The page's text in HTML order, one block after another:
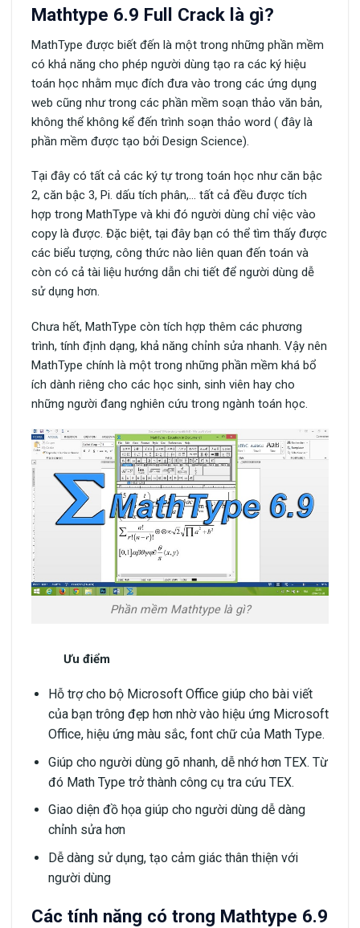
Mathtype 6.9 Full Crack là gì?
MathType được biết đến là một trong những phần mềm
có khả năng cho phép người dùng tạo ra các ký hiệu
toán học nhằm mục đích đưa vào trong các ứng dụng
web cũng như trong các phần mềm soạn thảo văn bản,
không thể không kể đến trình soạn thảo word ( đây là
phần mềm được tạo bởi Design Science).
Tại đây có tất cả các ký tự trong toán học như căn bậc
2, căn bậc 3, Pi. dấu tích phân,… tất cả đều được tích
hợp trong MathType và khi đó người dùng chỉ việc vào
copy là được. Đặc biệt, tại đây bạn có thể tìm thấy được
các biểu tượng, công thức nào liên quan đến toán và
còn có cả tài liệu hướng dẫn chi tiết để người dùng dễ
sử dụng hơn.
Chưa hết, MathType còn tích hợp thêm các phương
trình, tính định dạng, khả năng chỉnh sửa nhanh. Vậy nên
MathType chính là một trong những phần mềm khá bổ
ích dành riêng cho các học sinh, sinh viên hay cho
những người đang nghiên cứu trong ngành toán học.
Phần mềm Mathtype là gì?
Ưu điểm
Hỗ trợ cho bộ Microsoft Office giúp cho bài viết
của bạn trông đẹp hơn nhờ vào hiệu ứng Microsoft
Office, hiệu ứng màu sắc, font chữ của Math Type.
Giúp cho người dùng gõ nhanh, dễ nhớ hơn TEX. Từ
đó Math Type trở thành công cụ tra cứu TEX.
Giao diện đồ họa giúp cho người dùng dễ dàng
chỉnh sửa hơn
Dễ dàng sử dụng, tạo cảm giác thân thiện với
người dùng
Các tính năng có trong Mathtype 6.9